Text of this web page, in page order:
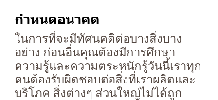
กำหนดอนาคต
ในการที่จะมีทัศนคติต่อบางสิ่งบาง
อย่าง ก่อนอื่นคุณต้องมีการศึกษา
ความรู้และความตระหนักรู้วันนี้เราทุก
คนต้องรับผิดชอบต่อสิ่งที่เราผลิตและ
บริโภค สิ่งต่างๆ ส่วนใหญ่ไม่ได้ถูก